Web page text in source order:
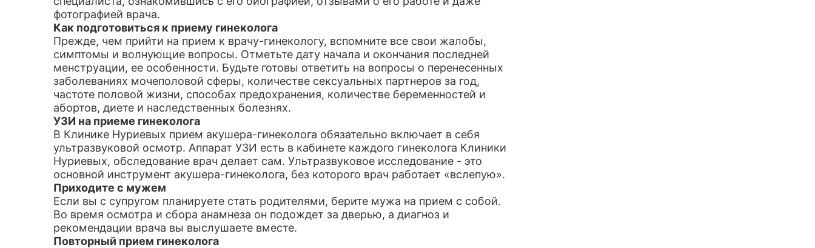
фотографией врача.
Как подготовиться к приему гинеколога
Прежде, чем прийти на прием к врачу-гинекологу, вспомните все свои жалобы,
симптомы и волнующие вопросы. Отметьте дату начала и окончания последней
менструации, ее особенности. Будьте готовы ответить на вопросы о перенесенных
заболеваниях мочеполовой сферы, количестве сексуальных партнеров за год,
частоте половой жизни, способах предохранения, количестве беременностей и
абортов, диете и наследственных болезнях.
УЗИ на приеме гинеколога
В Клинике Нуриевых прием акушера-гинеколога обязательно включает в себя
ультразвуковой осмотр. Аппарат УЗИ есть в кабинете каждого гинеколога Клиники
Нуриевых, обследование врач делает сам. Ультразвуковое исследование - это
основной инструмент акушера-гинеколога, без которого врач работает «вслепую».
Приходите с мужем
Если вы с супругом планируете стать родителями, берите мужа на прием с собой.
Во время осмотра и сбора анамнеза он подождет за дверью, а диагноз и
рекомендации врача вы выслушаете вместе.
Повторный прием гинеколога